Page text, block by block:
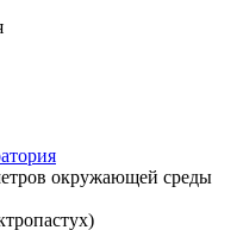
окружающей среды